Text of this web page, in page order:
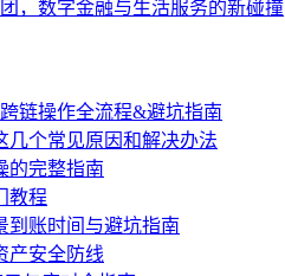
，数字金融与生活服务的新碰撞
链操作全流程&避坑指南
几个常见原因和解决办法
的完整指南
教程
到账时间与避坑指南
产安全防线